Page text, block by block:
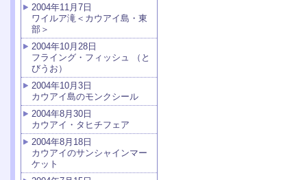
2004年11月7日
ワイルア滝＜カウアイ島・東
部＞
2004年10月28日
フライング・フィッシュ （と
びうお）
2004年10月3日
カウアイ島のモンクシール
2004年8月30日
カウアイ・タヒチフェア
2004年8月18日
カウアイのサンシャインマー
ケット